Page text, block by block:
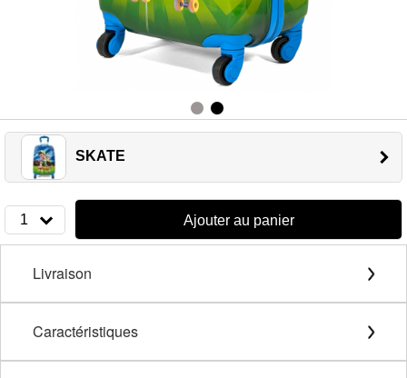
SKATE
1 Ajouter au panier
Livraison
Caractéristiques